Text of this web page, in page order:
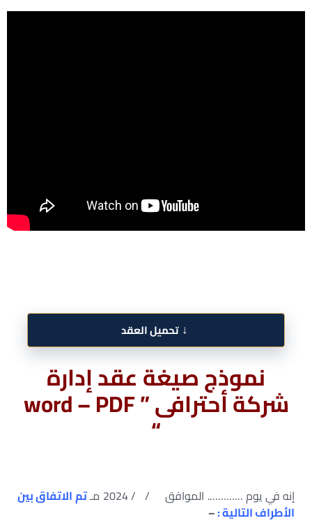
↓ تحميل العقد
نموذج صيغة عقد إدارة
شركة أحترافى ” word – PDF
“
إنه في يوم …………. الموافق / / 2024 مـ
تم الاتفاق بين
الأطراف التالية :–